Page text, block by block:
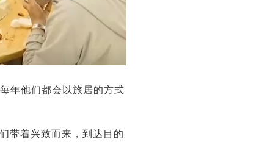
年他们都会以旅居的方式
带着兴致而来，到达目的